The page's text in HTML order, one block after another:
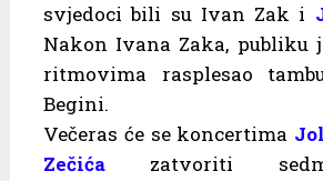
svjedoci bili su Ivan Zak i
Nakon Ivana Zaka, publiku
ritmovima rasplesao
Begini.
Večeras će se koncertima
Zečićazatvoriti